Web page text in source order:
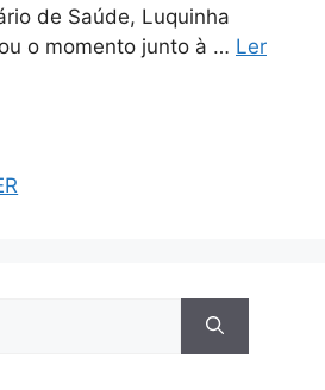
de Saúde, Luquinha
o momento junto à … Ler